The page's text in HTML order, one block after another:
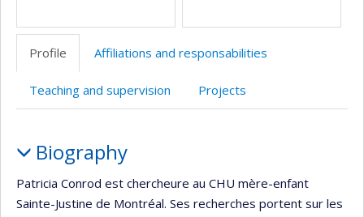
Profile Affiliations and responsabilities
Teaching and supervision Projects
Biography
Patricia Conrod est chercheure au CHU mère-enfant
Sainte-Justine de Montréal. Ses recherches portent sur les